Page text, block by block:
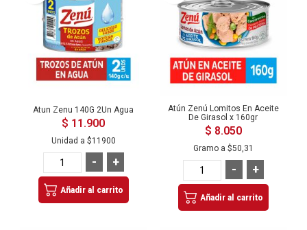
Atun Zenu 140G 2Un Agua
$ 11.900
Unidad a $11900
+
-
Añadir al carrito
Atún Zenú Lomitos En Aceite
De Girasol x 160gr
$ 8.050
Gramo a $50,31
+
-
Añadir al carrito